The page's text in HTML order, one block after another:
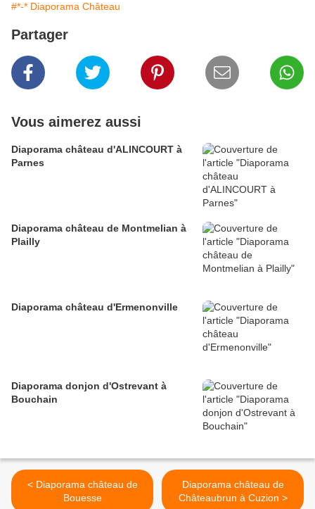
#*-* Diaporama Château
Partager
Vous aimerez aussi
Diaporama château d'ALINCOURT à
Parnes
Diaporama château de Montmelian à
Plailly
Diaporama château d'Ermenonville
Diaporama donjon d'Ostrevant à
Bouchain
< Diaporama château de
Bouesse
Diaporama château de
Châteaubrun à Cuzion >